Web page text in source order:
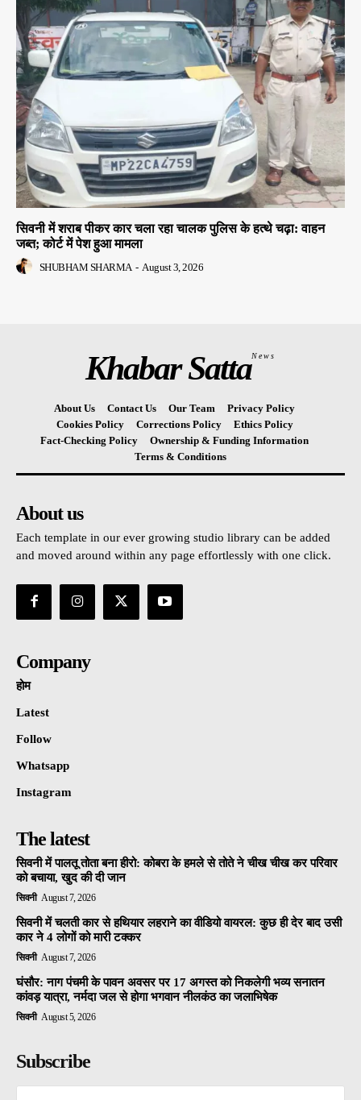
सिवनी में शराब पीकर कार चला रहा चालक पुलिस के हत्थे चढ़ा: वाहन
जब्त; कोर्ट में पेश हुआ मामला
SHUBHAM SHARMA - August 3, 2026
Khabar SattaNews
About Us Contact Us Our Team
Privacy Policy
Cookies Policy
Corrections Policy
Ethics Policy
Fact-Checking Policy
Ownership & Funding Information
Terms & Conditions
About us
Each template in our ever growing studio library can be added
and moved around within any page effortlessly with one click.
Company
होम
Latest
Follow
Whatsapp
Instagram
The latest
सिवनी में पालतू तोता बना हीरो: कोबरा के हमले से तोते ने चीख चीख कर परिवार
को बचाया, खुद की दी जान
सिवनी August 7, 2026
सिवनी में चलती कार से हथियार लहराने का वीडियो वायरल: कुछ ही देर बाद उसी
कार ने 4 लोगों को मारी टक्कर
सिवनी August 7, 2026
घंसौर: नाग पंचमी के पावन अवसर पर 17 अगस्त को निकलेगी भव्य सनातन
कांवड़ यात्रा, नर्मदा जल से होगा भगवान नीलकंठ का जलाभिषेक
सिवनी August 5, 2026
Subscribe